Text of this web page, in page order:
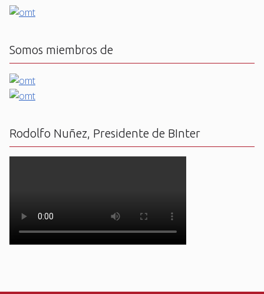
Somos miembros de
Rodolfo Nuñez, Presidente de BInter